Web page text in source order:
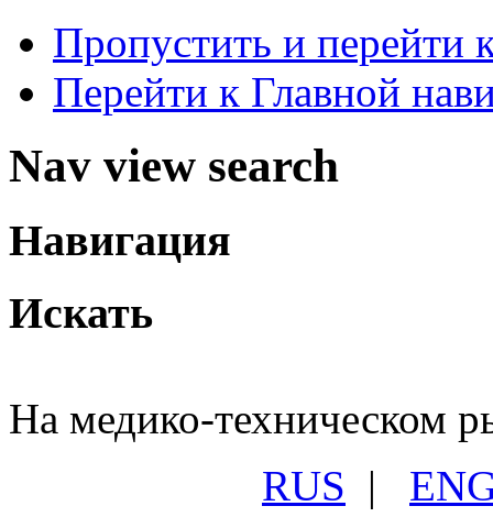
Пропустить и перейти
Перейти к Главной
Nav view search
Навигация
Искать
На медико-техническом
RUS |